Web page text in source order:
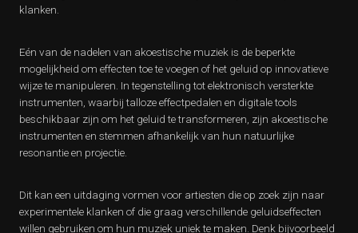
klanken.
Eén van de nadelen van akoestische muziek is de beperkte
mogelijkheid om effecten toe te voegen of het geluid op innovatieve
wijze te manipuleren. In tegenstelling tot elektronisch versterkte
instrumenten, waarbij talloze effectpedalen en digitale tools
beschikbaar zijn om het geluid te transformeren, zijn akoestische
instrumenten en stemmen afhankelijk van hun natuurlijke
resonantie en projectie.
Dit kan een uitdaging vormen voor artiesten die op zoek zijn naar
experimentele klanken of die graag verschillende geluidseffecten
willen gebruiken om hun muziek uniek te maken. Denk bijvoorbeeld